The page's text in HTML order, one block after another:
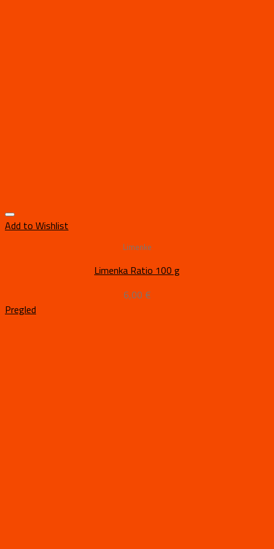
Add to Wishlist
Limenke
Limenka Ratio 100 g
6,00 €
Pregled